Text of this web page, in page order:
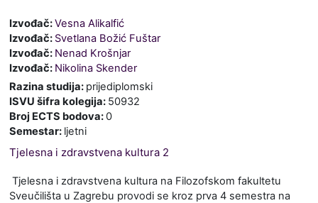
Izvođač:Vesna Alikalfić
Izvođač: Svetlana Božić Fuštar
Izvođač: Nenad Krošnjar
Izvođač: Nikolina Skender
Razina studija: prijediplomski
ISVU šifra kolegija: 50932
Broj ECTS bodova:0
Semestar: ljetni
Tjelesna i zdravstvena kultura 2
Tjelesna i zdravstvena kultura na Filozofskom fakultetu
Sveučilišta u Zagrebu provodi se kroz prva 4 semestra na